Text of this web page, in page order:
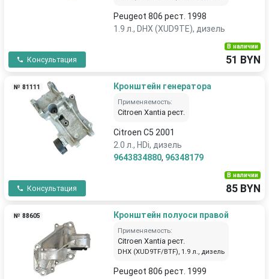
Peugeot 806 рест. 1998
1.9 л., DHX (XUD9TE), дизель
Консультация
В наличии
51 BYN
№ 81111 Кронштейн генератора
Применяемость:
Citroen Xantia рест.
Citroen C5 2001
2.0 л., HDi, дизель
9643834880, 96348179
Консультация
В наличии
85 BYN
№ 88605 Кронштейн полуоси правой
Применяемость:
Citroen Xantia рест.
DHX (XUD9TF/BTF), 1.9 л., дизель
Peugeot 806 рест. 1999